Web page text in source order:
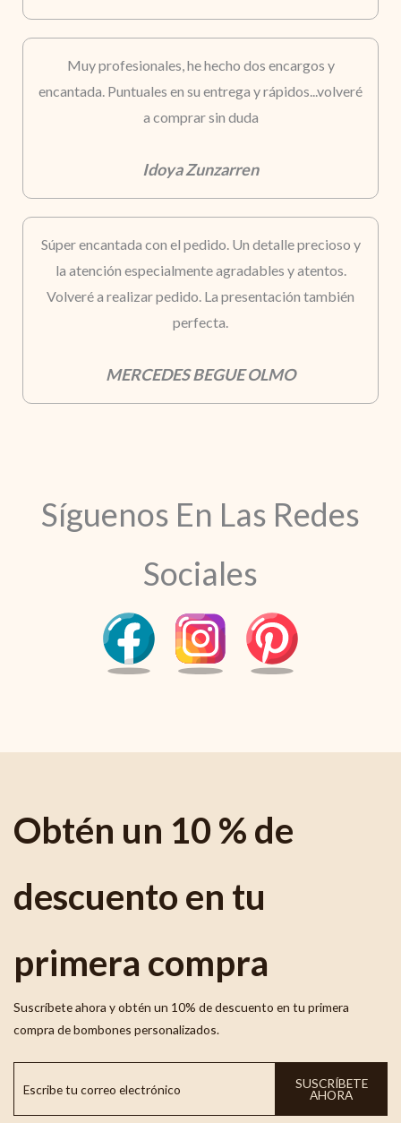
Muy profesionales, he hecho dos encargos y
encantada. Puntuales en su entrega y rápidos...volveré
a comprar sin duda
Idoya Zunzarren
Súper encantada con el pedido. Un detalle precioso y
la atención especialmente agradables y atentos.
Volveré a realizar pedido. La presentación también
perfecta.
MERCEDES BEGUE OLMO
Síguenos En Las Redes
Sociales
Obtén un 10 % de
descuento en tu
primera compra
Suscríbete ahora y obtén un 10% de descuento en tu primera
compra de bombones personalizados.
SUSCRÍBETE
AHORA